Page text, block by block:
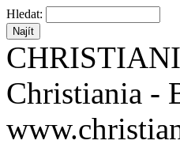
Hledat:
Christiania -